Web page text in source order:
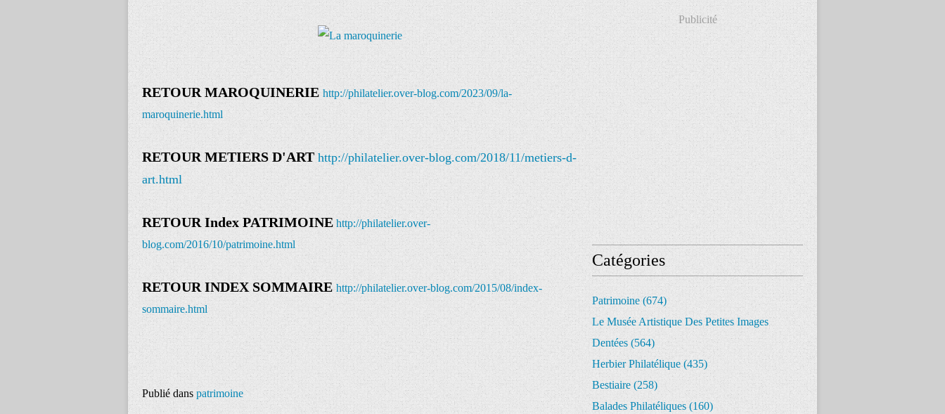
RETOUR MAROQUINERIEhttp://philatelier.over-blog.com/2023/09/la-
maroquinerie.html
RETOUR METIERS D'ART http://philatelier.over-blog.com/2018/11/metiers-d-
art.html
RETOUR Index PATRIMOINE http://philatelier.over-
blog.com/2016/10/patrimoine.html
RETOUR INDEX SOMMAIRE http://philatelier.over-blog.com/2015/08/index-
sommaire.html
Publié dans patrimoine
Publicité
Catégories
Patrimoine(674)
Le Musée Artistique Des Petites Images
Dentées(564)
Herbier Philatélique(435)
Bestiaire(258)
Balades Philatéliques(160)